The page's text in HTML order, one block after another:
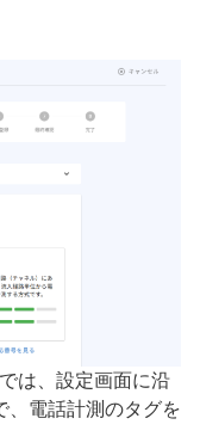
は、設定画面に沿
、電話計測のタグを